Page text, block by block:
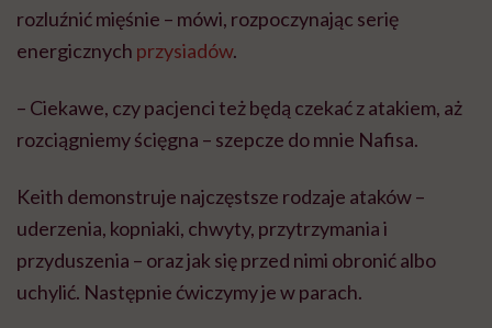
rozluźnić mięśnie – mówi, rozpoczynając serię
energicznych przysiadów.
– Ciekawe, czy pacjenci też będą czekać z atakiem, aż
rozciągniemy ścięgna – szepcze do mnie Nafisa.
Keith demonstruje najczęstsze rodzaje ataków –
uderzenia, kopniaki, chwyty, przytrzymania i
przyduszenia – oraz jak się przed nimi obronić albo
uchylić. Następnie ćwiczymy je w parach.